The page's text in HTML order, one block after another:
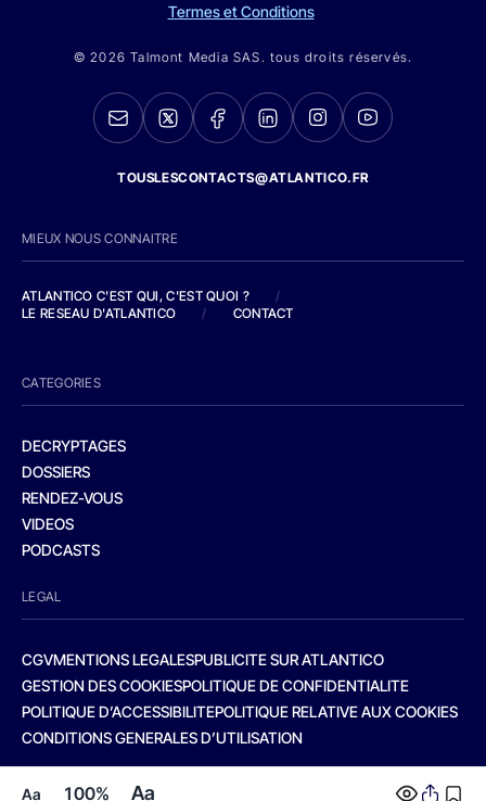
Aa 100% Aa
Termes et Conditions
© 2026 Talmont Media SAS. tous droits réservés.
TOUSLESCONTACTS@ATLANTICO.FR
MIEUX NOUS CONNAITRE
ATLANTICO C'EST QUI, C'EST QUOI ?
/
LE RESEAU D'ATLANTICO
/ CONTACT
CATEGORIES
DECRYPTAGES
DOSSIERS
RENDEZ-VOUS
VIDEOS
PODCASTS
LEGAL
CGVMENTIONS LEGALESPUBLICITE SUR ATLANTICO
GESTION DES COOKIESPOLITIQUE DE CONFIDENTIALITE
POLITIQUE D’ACCESSIBILITEPOLITIQUE RELATIVE AUX COOKIES
CONDITIONS GENERALES D’UTILISATION